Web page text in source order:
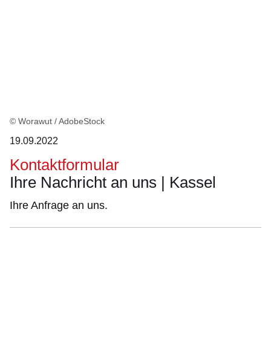
© Worawut / AdobeStock
19.09.2022
Kontaktformular
Ihre Nachricht an uns | Kassel
Ihre Anfrage an uns.